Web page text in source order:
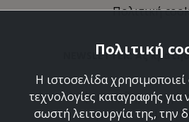
Πολιτική
NEWSLETTER: Ας
Ανακαλύψτε τις
γνωριστούμε
Πολιτική
Η ιστοσελίδα
τεχνολογίες καταγραφής για
σωστή λειτουργία της, την